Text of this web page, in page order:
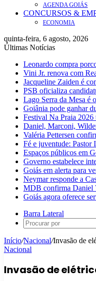
AGENDA GOIÁS
CONCURSOS &
ECONOMIA
quinta-feira, 6 agosto, 2026
Últimas Notícias
Leonardo compra
Vini Jr. renova com
Jacqueline Zaiden é
PSB oficializa
Lago Serra da Mesa é
Goiânia pode ganhar
Festival Na Praia 2026
Daniel, Marconi,
Valéria Pettersen
Fé e juventude: Pastor
Espaços públicos em
Governo estabelece
Goiás em alerta para
Neymar responde a
MDB confirma Daniel
Goiás agora oferece
Barra Lateral
Início/Nacional/Invasão de
Nacional
Invasão de